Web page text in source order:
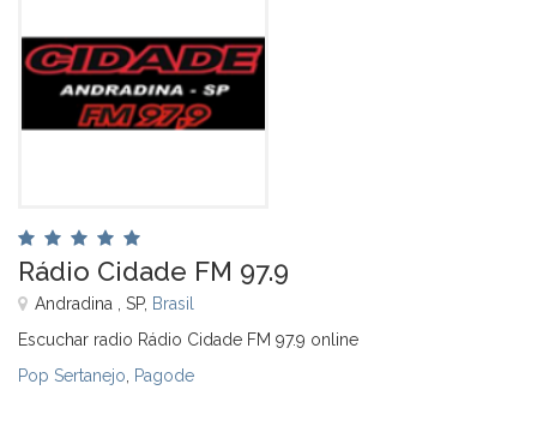
Rádio Cidade FM 97.9
Andradina , SP, Brasil
Escuchar radio Rádio Cidade FM 97.9 online
Pop Sertanejo Pagode